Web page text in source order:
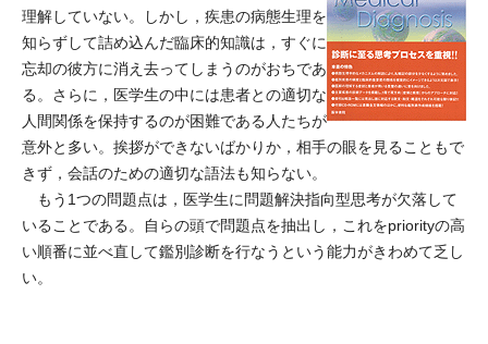
理解していない。しかし，疾患の病態生理を
知らずして詰め込んだ臨床的知識は，すぐに
忘却の彼方に消え去ってしまうのがおちであ
る。さらに，医学生の中には患者との適切な
人間関係を保持するのが困難である人たちが
意外と多い。挨拶ができないばかりか，相手の眼を見ることもで
きず，会話のための適切な語法も知らない。
もう1つの問題点は，医学生に問題解決指向型思考が欠落して
いることである。自らの頭で問題点を抽出し，これをpriorityの高
い順番に並べ直して鑑別診断を行なうという能力がきわめて乏し
い。